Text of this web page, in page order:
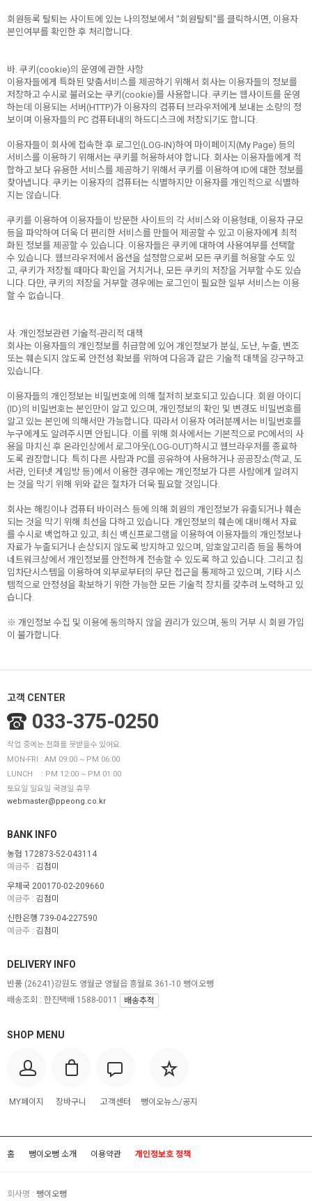
회원등록 탈퇴는 사이트에 있는 나의정보에서 "회원탈퇴"를 클릭하시면, 이용자
본인여부를 확인한 후 처리합니다.
바. 쿠키(cookie)의 운영에 관한 사항
이용자들에게 특화된 맞춤서비스를 제공하기 위해서 회사는 이용자들의 정보를
저장하고 수시로 불러오는 쿠키(cookie)를 사용합니다. 쿠키는 웹사이트를 운영
하는데 이용되는 서버(HTTP)가 이용자의 컴퓨터 브라우저에게 보내는 소량의 정
보이며 이용자들의 PC 컴퓨터내의 하드디스크에 저장되기도 합니다.
이용자들이 회사에 접속한 후 로그인(LOG-IN)하여 마이페이지(My Page) 등의
서비스를 이용하기 위해서는 쿠키를 허용하셔야 합니다. 회사는 이용자들에게 적
합하고 보다 유용한 서비스를 제공하기 위해서 쿠키를 이용하여 ID에 대한 정보를
찾아냅니다. 쿠키는 이용자의 컴퓨터는 식별하지만 이용자를 개인적으로 식별하
지는 않습니다.
쿠키를 이용하여 이용자들이 방문한 사이트의 각 서비스와 이용형태, 이용자 규모
등을 파악하여 더욱 더 편리한 서비스를 만들어 제공할 수 있고 이용자에게 최적
화된 정보를 제공할 수 있습니다. 이용자들은 쿠키에 대하여 사용여부를 선택할
수 있습니다. 웹브라우저에서 옵션을 설정함으로써 모든 쿠키를 허용할 수도 있
고, 쿠키가 저장될 때마다 확인을 거치거나, 모든 쿠키의 저장을 거부할 수도 있습
니다. 다만, 쿠키의 저장을 거부할 경우에는 로그인이 필요한 일부 서비스는 이용
할 수 없습니다.
사. 개인정보관련 기술적-관리적 대책
회사는 이용자들의 개인정보를 취급함에 있어 개인정보가 분실, 도난, 누출, 변조
또는 훼손되지 않도록 안전성 확보를 위하여 다음과 같은 기술적 대책을 강구하고
있습니다.
이용자들의 개인정보는 비밀번호에 의해 철저히 보호되고 있습니다. 회원 아이디
(ID)의 비밀번호는 본인만이 알고 있으며, 개인정보의 확인 및 변경도 비밀번호를
알고 있는 본인에 의해서만 가능합니다. 따라서 이용자 여러분께서는 비밀번호를
누구에게도 알려주시면 안됩니다. 이를 위해 회사에서는 기본적으로 PC에서의 사
용을 마치신 후 온라인상에서 로그아웃(LOG-OUT)하시고 웹브라우저를 종료하
도록 권장합니다. 특히 다른 사람과 PC를 공유하여 사용하거나 공공장소(학교, 도
서관, 인터넷 게임방 등)에서 이용한 경우에는 개인정보가 다른 사람에게 알려지
는 것을 막기 위해 위와 같은 절차가 더욱 필요할 것입니다.
회사는 해킹이나 컴퓨터 바이러스 등에 의해 회원의 개인정보가 유출되거나 훼손
되는 것을 막기 위해 최선을 다하고 있습니다. 개인정보의 훼손에 대비해서 자료
를 수시로 백업하고 있고, 최신 백신프로그램을 이용하여 이용자들의 개인정보나
자료가 누출되거나 손상되지 않도록 방지하고 있으며, 암호알고리즘 등을 통하여
네트워크상에서 개인정보를 안전하게 전송할 수 있도록 하고 있습니다. 그리고 침
입차단시스템을 이용하여 외부로부터의 무단 접근을 통제하고 있으며, 기타 시스
템적으로 안정성을 확보하기 위한 가능한 모든 기술적 장치를 갖추려 노력하고 있
습니다.
※ 개인정보 수집 및 이용에 동의하지 않을 권리가 있으며, 동의 거부 시 회원 가입
이 불가합니다.
고객 CENTER
033-375-0250
작업 중에는 전화를 못받을수 있어요.
MON-FRI : AM 09:00 ~ PM 06:00
LUNCH : PM 12:00 ~ PM 01:00
토요일 일요일 국경일 휴무
webmaster@ppeong.co.kr
BANK INFO
농협 172873-52-043114
예금주 : 김점미
우체국 200170-02-209660
예금주 : 김점미
신한은행 739-04-227590
예금주 : 김점미
SHOP MENU
MY페이지 장바구니 고객센터 뻥이오뉴스/공지
DELIVERY INFO
반품 (26241)강원도 영월군 영월읍 흥월로 361-10 뻥이오뻥
배송조회 : 한진택배 1588-0011
배송추적
홈 뻥이오뻥 소개 이용약관 개인정보호 정책
회사명 : 뻥이오뻥